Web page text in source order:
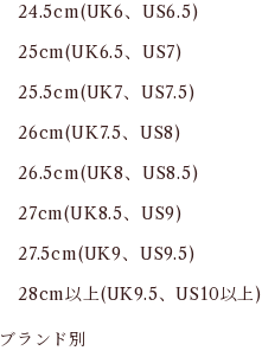
24.5cm(UK6、US6.5)
25cm(UK6.5、US7)
25.5cm(UK7、US7.5)
26cm(UK7.5、US8)
26.5cm(UK8、US8.5)
27cm(UK8.5、US9)
27.5cm(UK9、US9.5)
28cm以上(UK9.5、US10以上)
ブランド別